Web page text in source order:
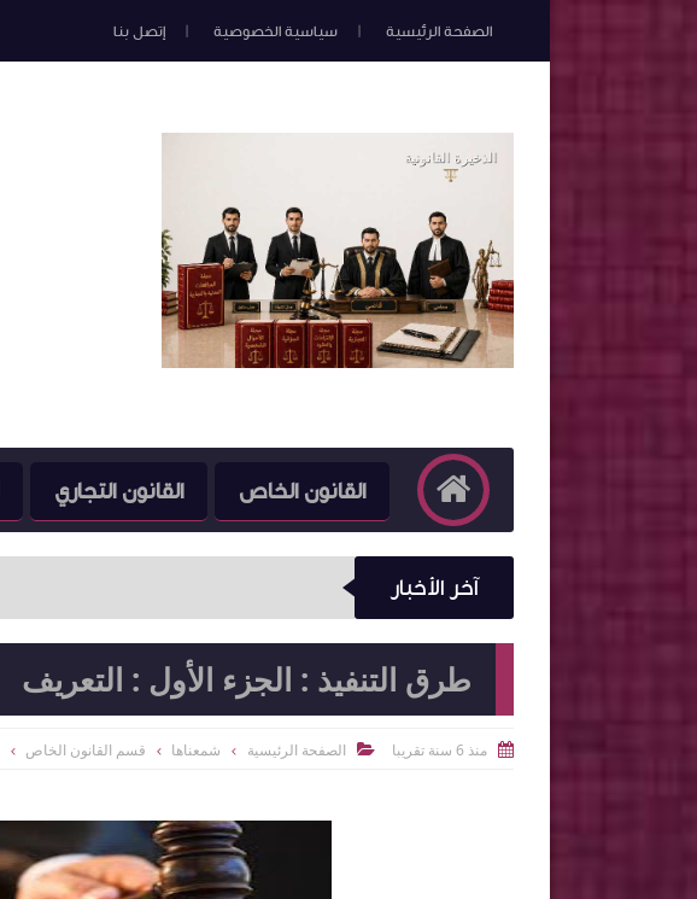
الصفحة الرئيسية سياسية الخصوصية إتصل بنا
القانون الخاص القانون التجاري
آخر الأخبار
طرق التنفيذ : الجزء الأول : التعريف
 منذ 6 سنة تقريبا  الصفحة الرئيسية شمعناها قسم القانون الخاص